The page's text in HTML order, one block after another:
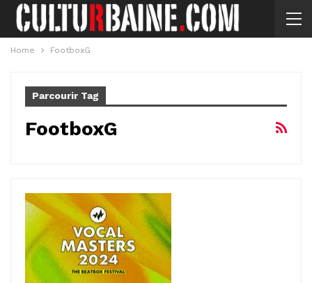
Home FootboxG
Parcourir Tag
FootboxG